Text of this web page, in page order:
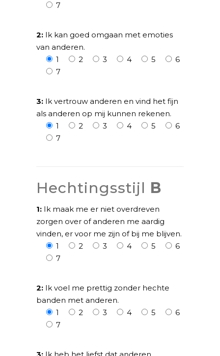
7
2: Ik kan goed omgaan met emoties
van anderen.
1
2 3 4 5
6
7
3: Ik vertrouw anderen en vind het fijn
als anderen op mij kunnen rekenen.
1
2 3 4 5
6
7
Hechtingsstijl B
1: Ik maak me er niet overdreven
zorgen over of anderen me aardig
vinden, er voor me zijn of bij me blijven.
1
2 3 4 5
6
7
2: Ik voel me prettig zonder hechte
banden met anderen.
1
2 3 4 5
6
7